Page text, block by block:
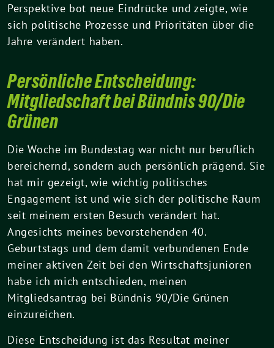
Perspektive bot neue Eindrücke und zeigte, wie
sich politische Prozesse und Prioritäten über die
Jahre verändert haben.
Persönliche Entscheidung:
Mitgliedschaft bei Bündnis 90/Die
Grünen
Die Woche im Bundestag war nicht nur beruflich
bereichernd, sondern auch persönlich prägend. Sie
hat mir gezeigt, wie wichtig politisches
Engagement ist und wie sich der politische Raum
seit meinem ersten Besuch verändert hat.
Angesichts meines bevorstehenden 40.
Geburtstags und dem damit verbundenen Ende
meiner aktiven Zeit bei den Wirtschaftsjunioren
habe ich mich entschieden, meinen
Mitgliedsantrag bei Bündnis 90/Die Grünen
einzureichen.
Diese Entscheidung ist das Resultat meiner